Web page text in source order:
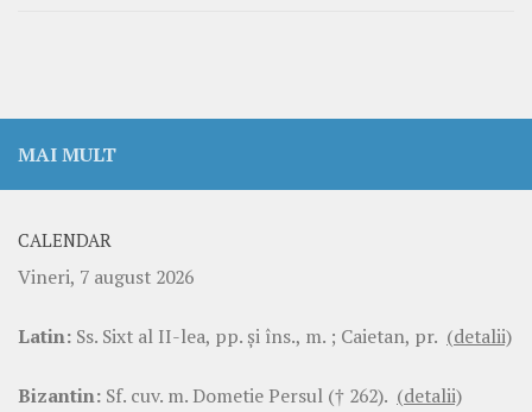
MAI MULT
CALENDAR
Vineri, 7 august 2026
Latin: Ss. Sixt al II-lea, pp. şi îns., m. ; Caietan, pr. (detalii)
Bizantin: Sf. cuv. m. Dometie Persul († 262). (detalii)